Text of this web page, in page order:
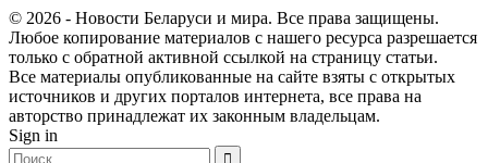
© 2026 - Новости Беларуси и мира. Все права защищены.
Любое копирование материалов с нашего ресурса разрешается
только с обратной активной ссылкой на страницу статьи.
Все материалы опубликованные на сайте взяты с открытых
источников и других порталов интернета, все права на
авторство принадлежат их законным владельцам.
Sign in